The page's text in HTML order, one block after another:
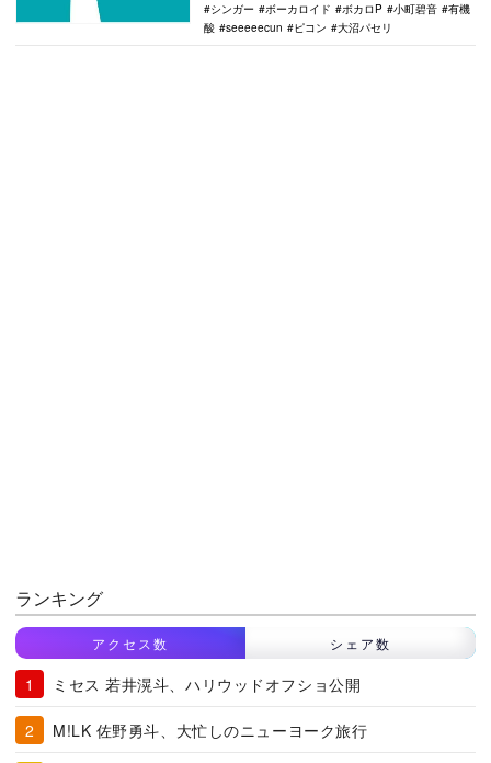
シンガー
ボーカロイド ボカロP 小町碧音
有機
酸
seeeeecun ピコン 大沼パセリ
ランキング
アクセス数 シェア数
ミセス 若井滉斗、ハリウッドオフショ公開
M!LK 佐野勇斗、大忙しのニューヨーク旅行